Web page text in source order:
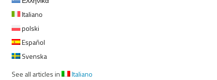
Italiano
polski
Español
Svenska
See all articles in
Italiano